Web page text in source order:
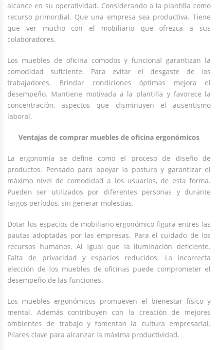
alcance en su operatividad. Considerando a la plantilla como
recurso primordial. Que una empresa sea productiva. Tiene
que ver mucho con el mobiliario que ofrezca a sus
colaboradores.
Los muebles de oficina comodos y funcional garantizan la
comodidad suficiente. Para evitar el desgaste de los
trabajadores. Brindar condiciones óptimas mejora el
desempeño. Mantiene motivada a la plantilla y favorece la
concentración, aspectos que disminuyen el ausentismo
laboral.
Ventajas de comprar muebles de oficina ergonómicos
La ergonomía se define como el proceso de diseño de
productos. Pensado para apoyar la postura y garantizar el
máximo nivel de comodidad a los usuarios, de esta forma.
Pueden ser utilizados por diferentes personas y durante
largos períodos, sin generar molestias.
Dotar los espacios de mobiliario ergonómico figura entres las
pautas adoptadas por las empresas. Para el cuidado de los
recursos humanos. Al igual que la iluminación deficiente.
Falta de privacidad y espacios reducidos. La incorrecta
elección de los muebles de oficinas puede comprometer el
desempeño de las funciones.
Los muebles ergonómicos promueven el bienestar físico y
mental. Además contribuyen con la creación de mejores
ambientes de trabajo y fomentan la cultura empresarial.
Pilares clave para alcanzar la máxima productividad.